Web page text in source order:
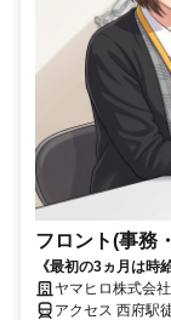
フロント(事務
《最初の3ヵ月は時
集★未経験大歓迎！
ヤマヒロ株式会社
アクセス 西府駅